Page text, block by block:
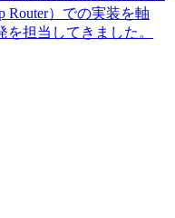
Router）での実装を軸
担当してきました。